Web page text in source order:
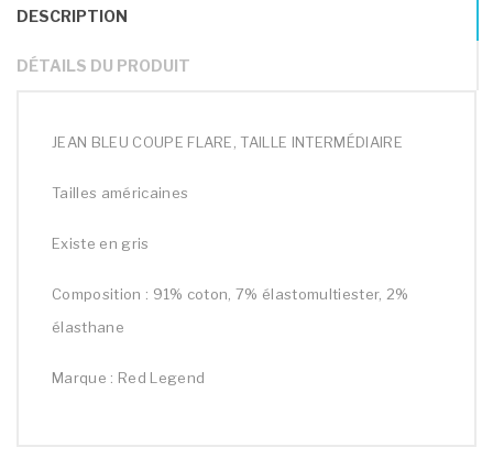
DESCRIPTION
DÉTAILS DU PRODUIT
JEAN BLEU COUPE FLARE, TAILLE INTERMÉDIAIRE
Tailles américaines
Existe en gris
Composition : 91% coton, 7% élastomultiester, 2%
élasthane
Marque : Red Legend